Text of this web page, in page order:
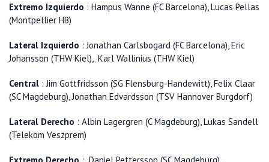
Extremo Izquierdo : Hampus Wanne (FC Barcelona), Lucas Pellas
(Montpellier HB)
Lateral Izquierdo : Jonathan Carlsbogard (FC Barcelona), Eric
Johansson (THW Kiel), Karl Wallinius (THW Kiel)
Central : Jim Gottfridsson (SG Flensburg-Handewitt), Felix Claar
(SC Magdeburg), Jonathan Edvardsson (TSV Hannover Burgdorf)
Lateral Derecho : Albin Lagergren (C Magdeburg), Lukas Sandell
(Telekom Veszprem)